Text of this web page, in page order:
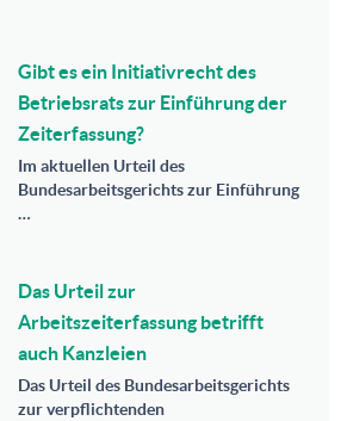
Gibt es ein Initiativrecht des
Betriebsrats zur Einführung der
Zeiterfassung?
Im aktuellen Urteil des
Bundesarbeitsgerichts zur Einführung
…
Das Urteil zur
Arbeitszeiterfassung betrifft
auch Kanzleien
Das Urteil des Bundesarbeitsgerichts
zur verpflichtenden